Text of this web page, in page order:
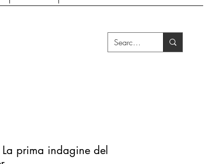
prima indagine del